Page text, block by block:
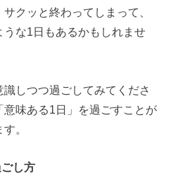
クッと終わってしまって、
な1日もあるかもしれませ
しつつ過ごしてみてくださ
味ある1日」を過ごすことが
。
し方